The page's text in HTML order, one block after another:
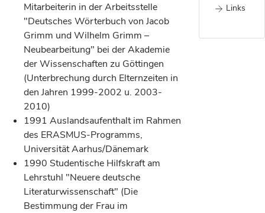
Links
Mitarbeiterin in der Arbeitsstelle
"Deutsches Wörterbuch von Jacob
Grimm und Wilhelm Grimm –
Neubearbeitung" bei der Akademie
der Wissenschaften zu Göttingen
(Unterbrechung durch Elternzeiten in
den Jahren 1999-2002 u. 2003-
2010)
1991 Auslandsaufenthalt im Rahmen
des ERASMUS-Programms,
Universität Aarhus/Dänemark
1990 Studentische Hilfskraft am
Lehrstuhl "Neuere deutsche
Literaturwissenschaft" (Die
Bestimmung der Frau im